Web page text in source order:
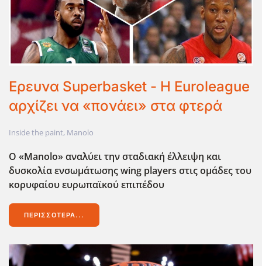
Ερευνα Superbasket - H Euroleague
αρχίζει να «πονάει» στα φτερά
Inside the paint, Manolo
Ο «Manolo» αναλύει την σταδιακή έλλειψη και
δυσκολία ενσωμάτωσης wing players στις ομάδες του
κορυφαίου ευρωπαϊκού επιπέδου
ΠΕΡΙΣΣΌΤΕΡΑ...